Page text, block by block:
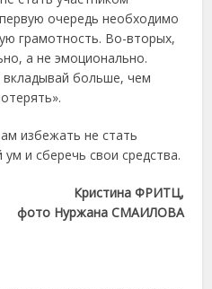
очередь необходимо
грамотность. Во-вторых,
а не эмоционально.
вкладывай больше, чем
избежать не стать
и сберечь свои средства.
Кристина ФРИТЦ,
фото Нуржана СМАИЛОВА